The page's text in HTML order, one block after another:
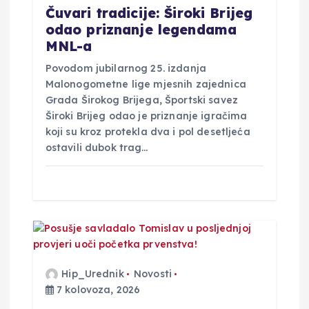
Čuvari tradicije: Široki Brijeg
odao priznanje legendama
MNL-a
Povodom jubilarnog 25. izdanja
Malonogometne lige mjesnih zajednica
Grada Širokog Brijega, Športski savez
Široki Brijeg odao je priznanje igračima
koji su kroz protekla dva i pol desetljeća
ostavili dubok trag…
Hip_Urednik
Novosti
7 kolovoza, 2026